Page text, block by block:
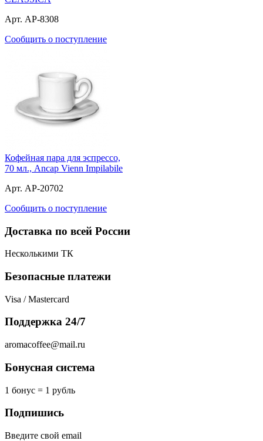
Арт. AP-8308
Сообщить о поступление
Кофейная пара для эспрессо,
70 мл., Ancap Vienn Impilabile
Арт. AP-20702
Сообщить о поступление
Доставка по всей России
Несколькими ТК
Безопасные платежи
Visa / Mastercard
Поддержка 24/7
aromacoffee@mail.ru
Бонусная система
1 бонус = 1 рубль
Подпишись
Введите свой email